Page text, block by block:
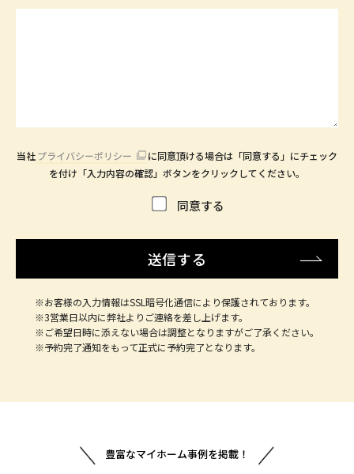
当社プライバシーポリシー
に同意頂ける場合は「同意する」にチェック
を付け「入力内容の確認」ボタンをクリックしてください。
同意する
※お客様の入力情報はSSL暗号化通信により保護されております。
※3営業日以内に弊社よりご連絡を差し上げます。
※ご希望日時に添えない場合は調整となりますがご了承ください。
※予約完了通知をもって正式に予約完了となります。
豊富なマイホーム事例を掲載！